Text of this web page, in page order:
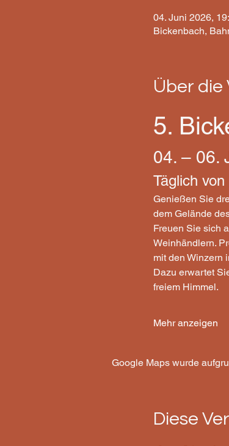
04. Juni 2026,
Bickenbach,
Über die
5.
04. – 06.
Täglich
Genießen Sie
dem Gelände
Freuen Sie sich
Weinhändlern.
mit den Winzern
Dazu erwartet
freiem Himmel.
Mehr anzeigen
Google Maps wurde
Diese